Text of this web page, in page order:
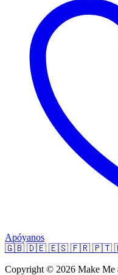
Apóyanos
🇬🇧 🇩🇪 🇪🇸 🇫🇷 🇵🇹
Copyright © 2026 Make Me